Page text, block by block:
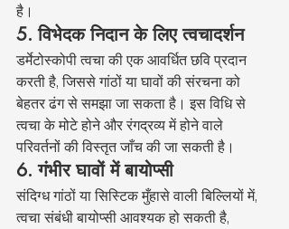
है।
5. विभेदक निदान के लिए त्वचादर्शन
डर्मेटोस्कोपी त्वचा की एक आवर्धित छवि प्रदान
करती है, जिससे गांठों या घावों की संरचना को
बेहतर ढंग से समझा जा सकता है। इस विधि से
त्वचा के मोटे होने और रंगद्रव्य में होने वाले
परिवर्तनों की विस्तृत जाँच की जा सकती है।
6. गंभीर घावों में बायोप्सी
संदिग्ध गांठों या सिस्टिक मुँहासे वाली बिल्लियों में,
त्वचा संबंधी बायोप्सी आवश्यक हो सकती है,